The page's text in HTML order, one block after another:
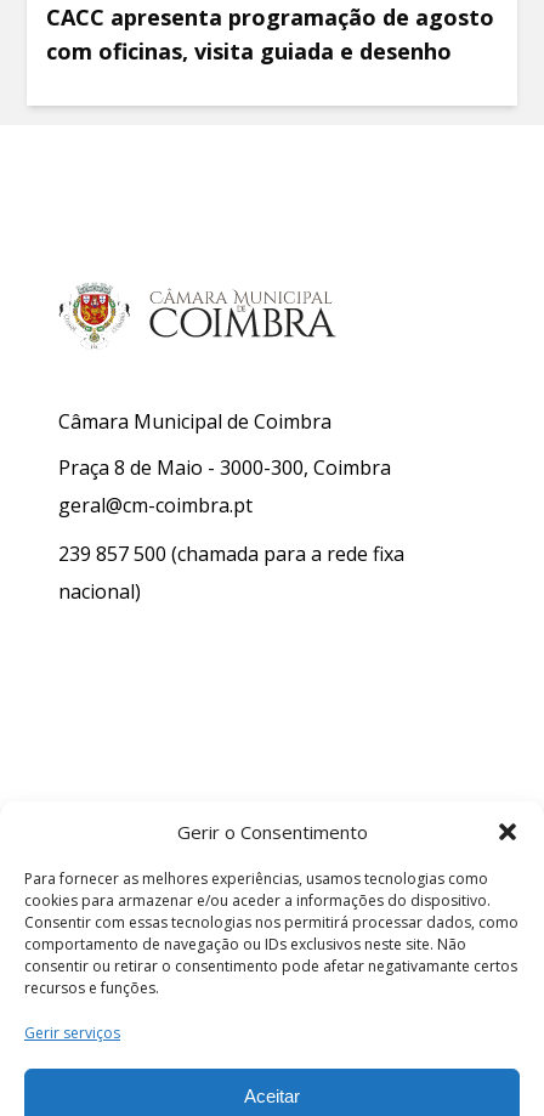
Gerir o Consentimento
Para fornecer as melhores experiências, usamos tecnologias como
cookies para armazenar e/ou aceder a informações do dispositivo.
Consentir com essas tecnologias nos permitirá processar dados, como
comportamento de navegação ou IDs exclusivos neste site. Não
consentir ou retirar o consentimento pode afetar negativamante certos
recursos e funções.
Gerir serviços
Aceitar
CACC apresenta programação de agosto
com oficinas, visita guiada e desenho
Câmara Municipal de Coimbra
Praça 8 de Maio - 3000-300, Coimbra
geral@cm-coimbra.pt
239 857 500 (chamada para a rede fixa
nacional)
Termos e Condições